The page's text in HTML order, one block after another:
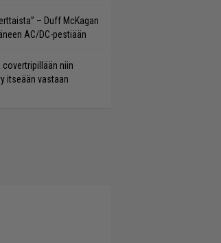
– Duff McKagan
AC/DC-pestiään
niin
itseään vastaan